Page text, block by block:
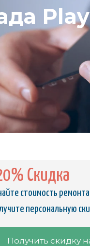
Скидка
стоимость
персональную
Получить скидку